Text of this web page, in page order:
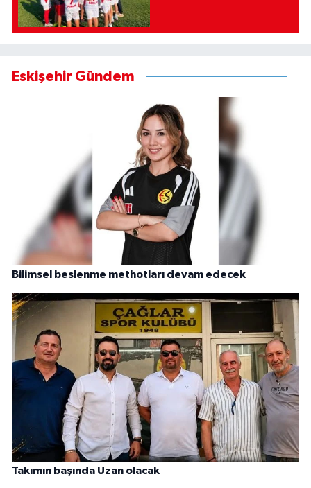
Eskişehir Gündem
Bilimsel beslenme methotları devam edecek
Takımın başında Uzan olacak